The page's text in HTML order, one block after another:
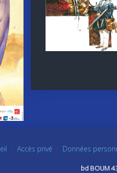
Accès privé Données
bd BOUM